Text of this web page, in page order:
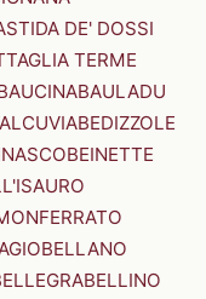
DE' DOSSI
TERME
BAULADU
BEDIZZOLE
BEINETTE
BELLANO
BELLINO